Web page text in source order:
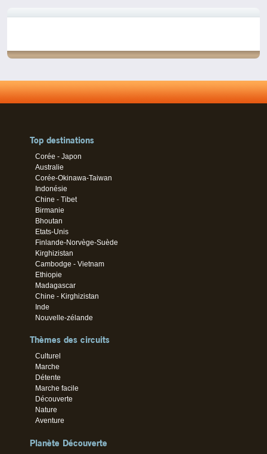
Top destinations
Corée - Japon
Australie
Corée-Okinawa-Taiwan
Indonésie
Chine - Tibet
Birmanie
Bhoutan
Etats-Unis
Finlande-Norvège-Suède
Kirghizistan
Cambodge - Vietnam
Ethiopie
Madagascar
Chine - Kirghizistan
Inde
Nouvelle-zélande
Thèmes des circuits
Culturel
Marche
Détente
Marche facile
Découverte
Nature
Aventure
Planète Découverte